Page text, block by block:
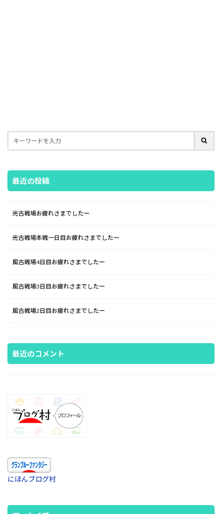
最近の投稿
光古戦場お疲れさまでしたー
光古戦場本戦一日目お疲れさまでしたー
風古戦場4日目お疲れさまでしたー
風古戦場3日目お疲れさまでしたー
風古戦場2日目お疲れさまでしたー
最近のコメント
にほんブログ村